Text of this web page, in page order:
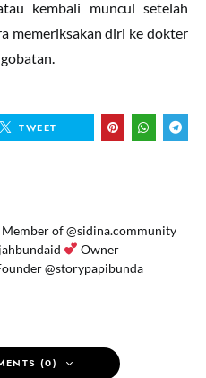
kembali muncul setelah
memeriksakan diri ke dokter
TWEET
Member of @sidina.community
Owner
@storypapibunda
(0)